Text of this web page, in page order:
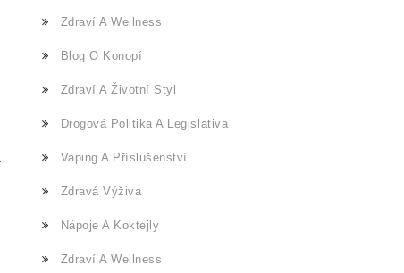
Zdraví A Wellness
Blog O Konopí
Zdraví A Životní Styl
Drogová Politika A Legislativa
Vaping A Příslušenství
Zdravá Výživa
Nápoje A Koktejly
Zdraví A Wellness